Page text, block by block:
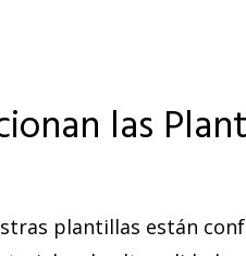
las
plantillas están